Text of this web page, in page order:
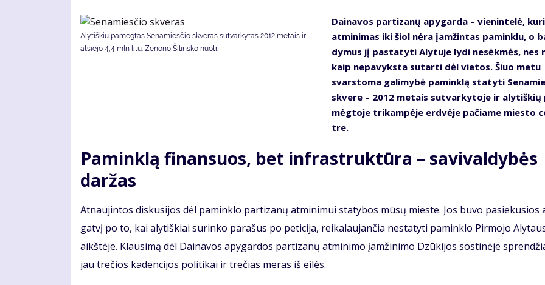
Alytiškių pamėgtas Senamiesčio skveras sutvarkytas 2012 metais ir
atsiėjo 4,4 mln litų. Ze­no­no Ši­lins­ko nuotr.
Dai­na­vos par­ti­za­nų apy­gar­da – vie­nin­te­lė,
at­mi­ni­mas iki šiol nė­ra įam­žin­tas pa­min­klu, o
dy­mus jį pa­sta­ty­ti Aly­tu­je ly­di ne­sėk­mės, nes
kaip ne­pa­vyks­ta su­tar­ti dėl vie­tos. Šiuo me­tu
svars­to­ma ga­li­my­bė pa­min­klą sta­ty­ti
skve­re – 2012 me­tais su­tvar­ky­to­je ir
mėg­to­je tri­kam­pė­je erd­vė­je pa­čia­me mies­to
tre.
Pa­min­klą fi­nan­suos, bet in­fra­struk­tū­ra – sa­vi­val­dy­bės
dar­žas
At­nau­jin­tos dis­ku­si­jos dėl pa­min­klo par­ti­za­nų at­mi­ni­mui sta­ty­bos mū­sų mies­te. Jos bu­vo pa­sie­ku­sios
gat­vį po to, kai aly­tiš­kiai su­rin­ko pa­ra­šus po pe­ti­ci­ja, rei­ka­lau­jan­čia ne­sta­ty­ti pa­min­klo Pir­mo­jo
aikš­tė­je. Klau­si­mą dėl Dai­na­vos apy­gar­dos par­ti­za­nų at­mi­ni­mo įam­ži­ni­mo Dzū­ki­jos sos­ti­nė­je
jau tre­čios ka­den­ci­jos po­li­ti­kai ir tre­čias me­ras iš ei­lės.